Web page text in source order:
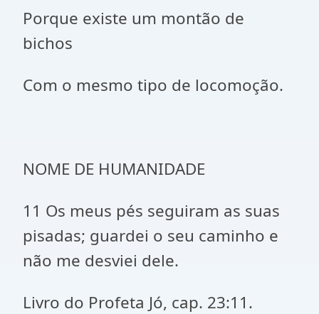
Porque existe um montão de
bichos
Com o mesmo tipo de locomoção.
NOME DE HUMANIDADE
11 Os meus pés seguiram as suas
pisadas; guardei o seu caminho e
não me desviei dele.
Livro do Profeta Jó, cap. 23:11.